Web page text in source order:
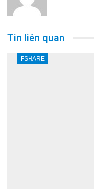
Tin liên quan
FSHARE